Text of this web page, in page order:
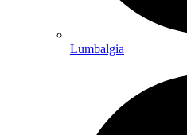
Lumbalgia